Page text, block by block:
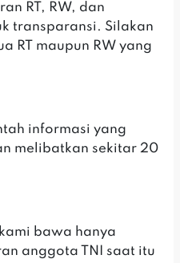
RT, RW, dan
transparansi. Silakan
RT maupun RW yang
informasi yang
melibatkan sekitar 20
bawa hanya
anggota TNI saat itu